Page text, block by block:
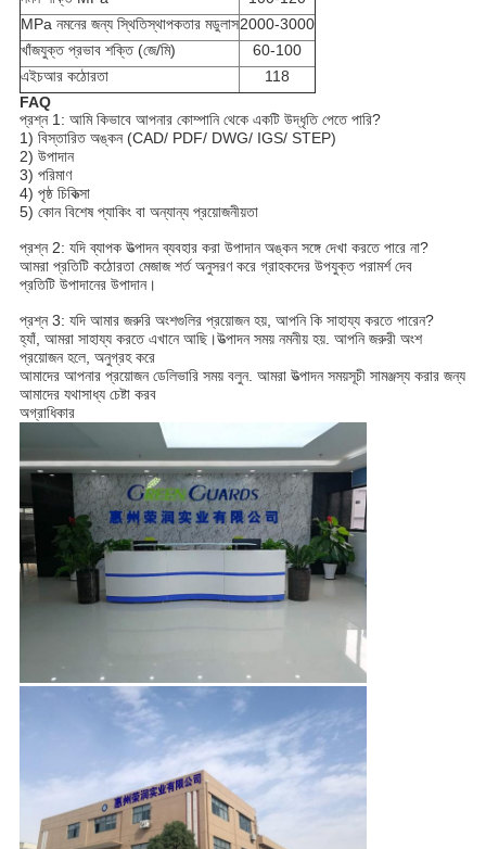
MPa নমনের জন্য স্থিতিস্থাপকতার মডুলাস2000-3000
খাঁজযুক্ত প্রভাব শক্তি (জে/মি)
60-100
এইচআর কঠোরতা
118
FAQ
প্রশ্ন 1: আমি কিভাবে আপনার কোম্পানি থেকে একটি উদ্ধৃতি পেতে পারি?
1) বিস্তারিত অঙ্কন (CAD/ PDF/ DWG/ IGS/ STEP)
2) উপাদান
3) পরিমাণ
4) পৃষ্ঠ চিকিত্সা
5) কোন বিশেষ প্যাকিং বা অন্যান্য প্রয়োজনীয়তা
প্রশ্ন 2: যদি ব্যাপক উত্পাদন ব্যবহার করা উপাদান অঙ্কন সঙ্গে দেখা করতে পারে না?
আমরা প্রতিটি কঠোরতা মেজাজ শর্ত অনুসরণ করে গ্রাহকদের উপযুক্ত পরামর্শ দেব
প্রতিটি উপাদানের উপাদান।
প্রশ্ন 3: যদি আমার জরুরি অংশগুলির প্রয়োজন হয়, আপনি কি সাহায্য করতে পারেন?
হ্যাঁ, আমরা সাহায্য করতে এখানে আছি।উত্পাদন সময় নমনীয় হয়. আপনি জরুরী অংশ
প্রয়োজন হলে, অনুগ্রহ করে
আমাদের আপনার প্রয়োজন ডেলিভারি সময় বলুন. আমরা উত্পাদন সময়সূচী সামঞ্জস্য করার জন্য
আমাদের যথাসাধ্য চেষ্টা করব
অগ্রাধিকার